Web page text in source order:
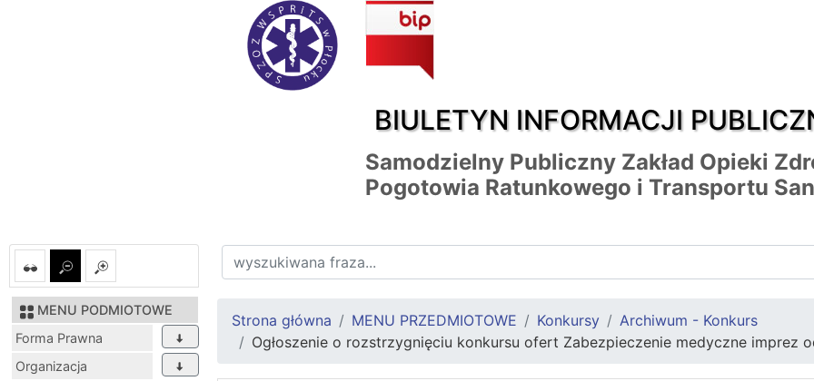
BIULETYN INFORMACJI
Samodzielny Publiczny Zakład Opieki
Pogotowia Ratunkowego i Transportu
MENU PODMIOTOWE
Forma Prawna
Organizacja
Strona główna MENU PRZEDMIOTOWE Konkursy
Archiwum - Konkurs
Ogłoszenie o rozstrzygnięciu konkursu ofert Zabezpieczenie medyczne imprez